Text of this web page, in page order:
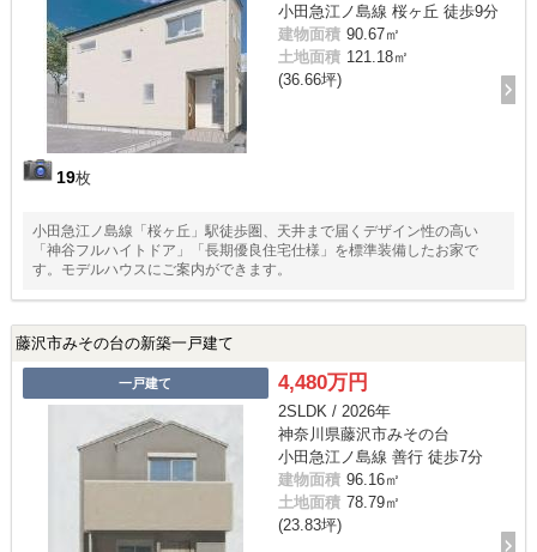
19枚
小田急江ノ島線 桜ヶ丘 徒歩9分
建物面積 90.67㎡
土地面積 121.18㎡
(36.66坪)
小田急江ノ島線「桜ヶ丘」駅徒歩圏、天井まで届くデザイン性の高い
「神谷フルハイトドア」「長期優良住宅仕様」を標準装備したお家で
す。モデルハウスにご案内ができます。
藤沢市みその台の新築一戸建て
一戸建て 4,480万円
2SLDK / 2026年
神奈川県藤沢市みその台
小田急江ノ島線 善行 徒歩7分
建物面積 96.16㎡
土地面積 78.79㎡
(23.83坪)